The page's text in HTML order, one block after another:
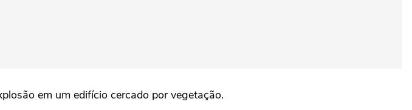
em um edifício cercado por vegetação.